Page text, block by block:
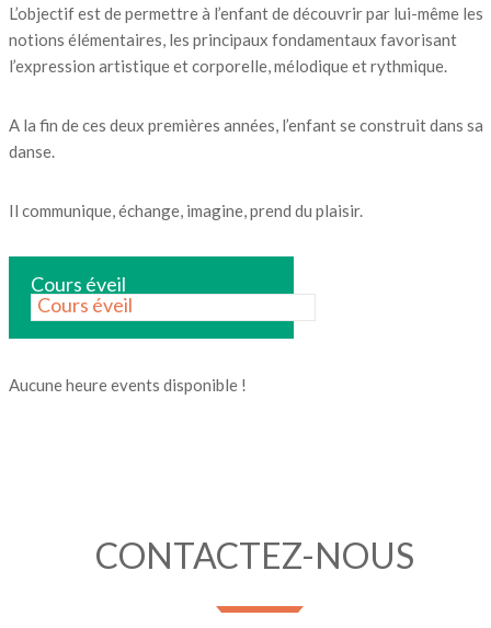
L’objectif est de permettre à l’enfant de découvrir par lui-même les
notions élémentaires, les principaux fondamentaux favorisant
l’expression artistique et corporelle, mélodique et rythmique.
A la fin de ces deux premières années, l’enfant se construit dans sa
danse.
Il communique, échange, imagine, prend du plaisir.
Cours éveil
Cours éveil
Aucune heure events disponible !
CONTACTEZ-NOUS